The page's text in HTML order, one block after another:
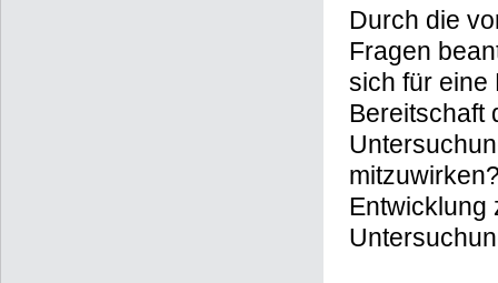
Durch die
Fragen
sich für eine
Bereitschaft
Entwicklung